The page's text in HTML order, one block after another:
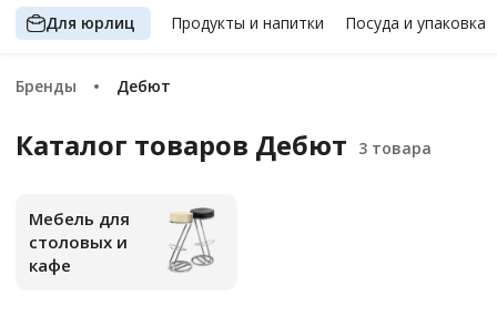
Для юрлиц Продуктыи напитки Посуда и упаковка
Бренды Дебют
Каталог товаров Дебют
Мебель для
столовых и
кафе